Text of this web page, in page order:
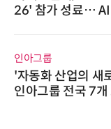
흥원
다래
026'
스 미